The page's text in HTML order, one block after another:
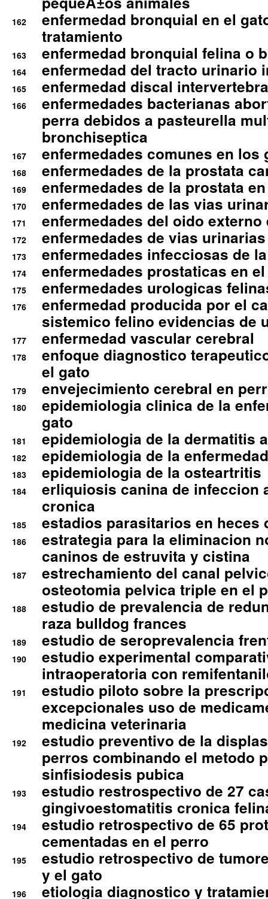
162
enfermedad bronquial en el
tratamiento
163 enfermedad bronquial felina o
164 enfermedad del tracto urinario
165 enfermedad discal
166
enfermedades bacterianas
perra debidos a pasteurella
bronchiseptica
167 enfermedades comunes en los
168 enfermedades de la prostata
169 enfermedades de la prostata
170 enfermedades de las vias
171 enfermedades del oido
172 enfermedades de vias
173 enfermedades infecciosas de
174 enfermedades prostaticas en
175 enfermedades urologicas
176
enfermedad producida por el
sistemico felino evidencias de
177 enfermedad vascular cerebral
178
enfoque diagnostico
el gato
179 envejecimiento cerebral en
180
epidemiologia clinica de la
gato
181 epidemiologia de la dermatitis
182 epidemiologia de la
183 epidemiologia de la osteartritis
184
erliquiosis canina de infeccion
cronica
185 estadios parasitarios en heces
186
estrategia para la eliminacion
caninos de estruvita y cistina
187
estrechamiento del canal
osteotomia pelvica triple en el
188
estudio de prevalencia de
raza bulldog frances
189 estudio de seroprevalencia
190
estudio experimental
intraoperatoria con
191
estudio piloto sobre la
excepcionales uso de
medicina veterinaria
192
estudio preventivo de la
perros combinando el metodo
sinfisiodesis pubica
193
estudio restrospectivo de 27
gingivoestomatitis cronica
194
estudio retrospectivo de 65
cementadas en el perro
195
estudio retrospectivo de
y el gato
196
etiologia diagnostico y